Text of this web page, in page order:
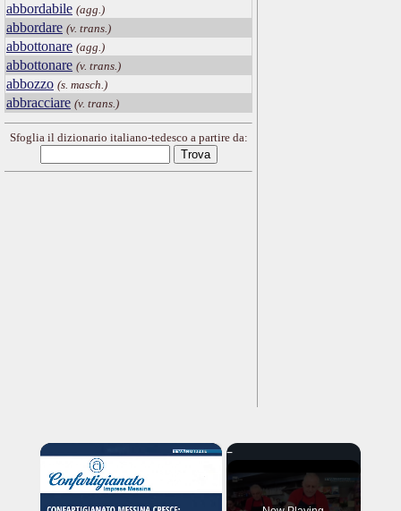
abbordabile (agg.)
abbordare (v. trans.)
abbottonare (agg.)
abbottonare (v. trans.)
abbozzo (s. masch.)
abbracciare (v. trans.)
Sfoglia il dizionario italiano-tedesco a partire da:
×